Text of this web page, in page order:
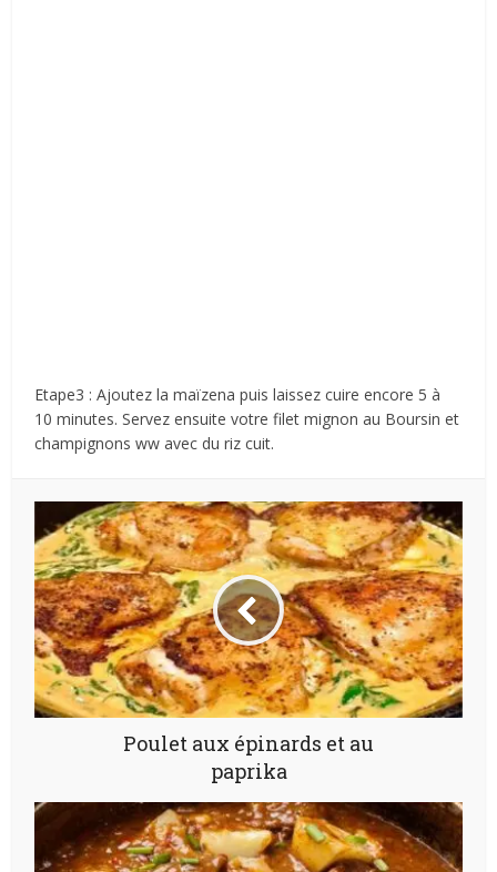
Etape3 : Ajoutez la maïzena puis laissez cuire encore 5 à
10 minutes. Servez ensuite votre filet mignon au Boursin et
champignons ww avec du riz cuit.
Poulet aux épinards et au
paprika